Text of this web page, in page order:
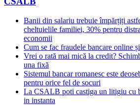
Banii din salariu trebuie împărțiți
cheltuielile familiei, 30% pentru
economii
Cum se fac fraudele bancare online
Vrei o rată mai mică la credit?
una fixă
Sistemul bancar romanesc este
pentru orice fel de socuri
La CSALB poti castiga un litigiu cu
in instanta